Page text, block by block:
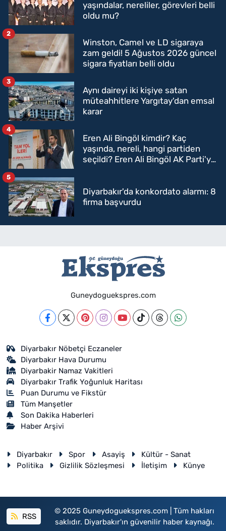
yaşındalar, nereliler, görevleri belli
oldu mu?
Winston, Camel ve LD sigaraya
zam geldi! 5 Ağustos 2026 güncel
sigara fiyatları belli oldu
2
Aynı daireyi iki kişiye satan
müteahhitlere Yargıtay'dan emsal
karar
3
Eren Ali Bingöl kimdir? Kaç
yaşında, nereli, hangi partiden
seçildi? Eren Ali Bingöl AK Parti'ye
4
Diyarbakır'da konkordato alarmı: 8
firma başvurdu
5
Guneydoguekspres.com
Diyarbakır Nöbetçi Eczaneler
Diyarbakır Hava Durumu
Diyarbakir Namaz Vakitleri
Diyarbakır Trafik Yoğunluk Haritası
Puan Durumu ve Fikstür
Tüm Manşetler
Son Dakika Haberleri
Haber Arşivi
Diyarbakır Spor Asayiş
Kültür - Sanat
Politika
Gizlilik Sözleşmesi İletişim Künye
RSS
© 2025 Guneydoguekspres.com | Tüm hakları
saklıdır. Diyarbakır'ın güvenilir haber kaynağı.